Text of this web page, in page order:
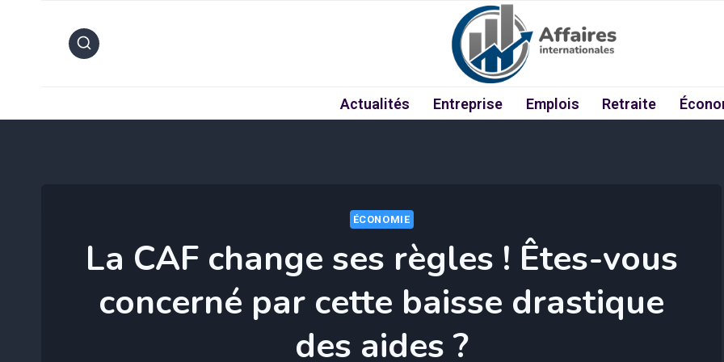
Actualités Entreprise Emplois Retraite
ÉCONOMIE
La CAF change ses règles ! Êtes-vous
concerné par cette baisse drastique
des aides ?